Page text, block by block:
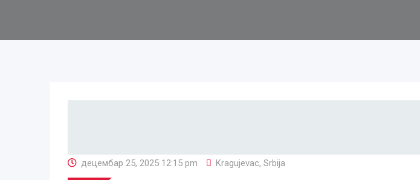
децембар 25, 2025 12:15 pm Kragujevac, Srbija